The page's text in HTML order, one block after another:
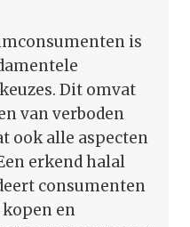
is
Dit omvat
van verboden
ook alle aspecten
erkend halal
consumenten
kopen en